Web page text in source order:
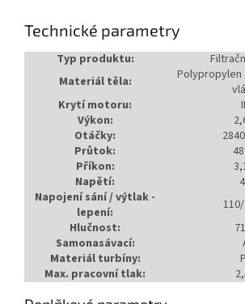
Technické parametry
Typ produktu:
Materiál těla:
Polypropylen
Krytí motoru:
Výkon:
Otáčky:
Průtok:
Příkon:
Napětí:
Napojení sání / výtlak -
lepení:
Hlučnost:
Samonasávací:
Materiál turbíny:
Max. pracovní tlak: